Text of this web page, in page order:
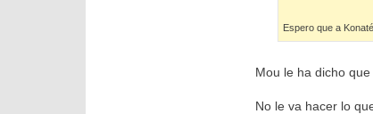
Espero que a
Mou le ha dicho
No le va hacer lo